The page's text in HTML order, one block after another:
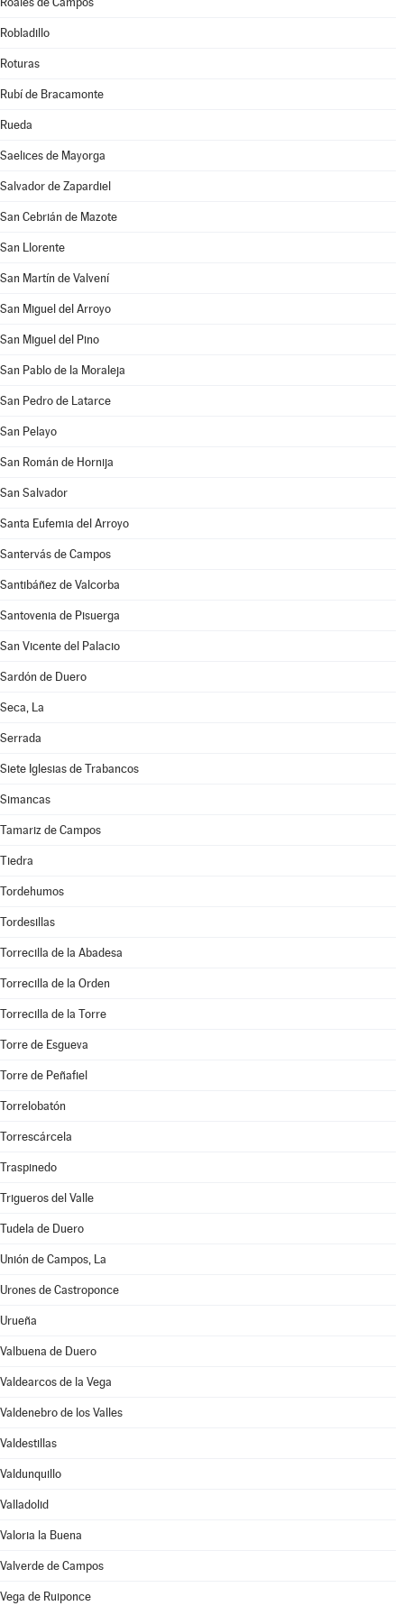
Robladillo
Roturas
Rubí de Bracamonte
Rueda
Saelices de Mayorga
Salvador de Zapardiel
San Cebrián de Mazote
San Llorente
San Martín de Valvení
San Miguel del Arroyo
San Miguel del Pino
San Pablo de la Moraleja
San Pedro de Latarce
San Pelayo
San Román de Hornija
San Salvador
Santa Eufemia del Arroyo
Santervás de Campos
Santibáñez de Valcorba
Santovenia de Pisuerga
San Vicente del Palacio
Sardón de Duero
Seca, La
Serrada
Siete Iglesias de Trabancos
Simancas
Tamariz de Campos
Tiedra
Tordehumos
Tordesillas
Torrecilla de la Abadesa
Torrecilla de la Orden
Torrecilla de la Torre
Torre de Esgueva
Torre de Peñafiel
Torrelobatón
Torrescárcela
Traspinedo
Trigueros del Valle
Tudela de Duero
Unión de Campos, La
Urones de Castroponce
Urueña
Valbuena de Duero
Valdearcos de la Vega
Valdenebro de los Valles
Valdestillas
Valdunquillo
Valladolid
Valoria la Buena
Valverde de Campos
Vega de Ruiponce